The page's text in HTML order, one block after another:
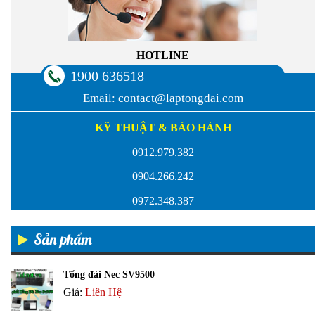
HOTLINE
1900 636518
Email: contact@laptongdai.com
KỸ THUẬT & BẢO HÀNH
0912.979.382
0904.266.242
0972.348.387
Sản phẩm
Tổng đài Nec SV9500
Giá: Liên Hệ